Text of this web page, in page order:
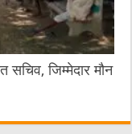
जिम्मेदार मौन